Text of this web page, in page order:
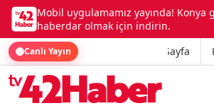
Mobil uygulamamız yayında! Konya
haberdar olmak için indirin.
Canlı Yayın Ana Sayfa